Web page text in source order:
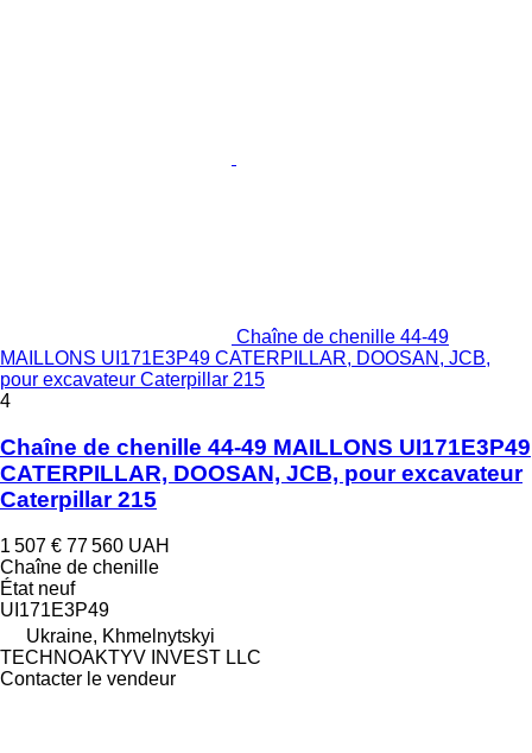
Chaîne de chenille 44-49
MAILLONS UI171E3P49 CATERPILLAR, DOOSAN, JCB,
pour excavateur Caterpillar 215
4
Chaîne de chenille 44-49 MAILLONS UI171E3P49
CATERPILLAR, DOOSAN, JCB, pour excavateur
Caterpillar 215
1 507 € 77 560 UAH
Chaîne de chenille
Étatneuf
UI171E3P49
Ukraine, Khmelnytskyi
TECHNOAKTYV INVEST LLC
Contacter le vendeur